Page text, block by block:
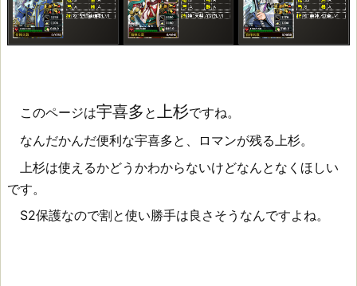
このページは宇喜多 と 上杉ですね。
なんだかんだ便利な宇喜多と、ロマンが残る上杉。
上杉は使えるかどうかわからないけどなんとなくほしい
です。
S2保護なので割と使い勝手は良さそうなんですよね。